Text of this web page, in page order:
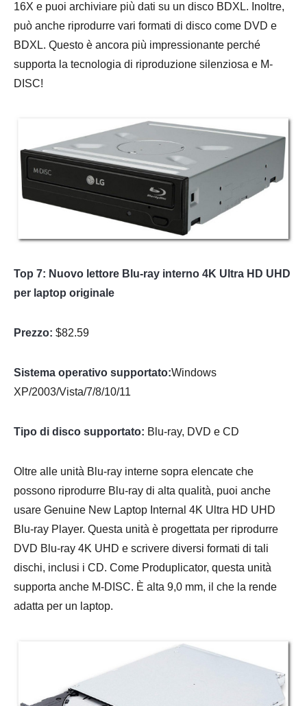
16X e puoi archiviare più dati su un disco BDXL. Inoltre,
può anche riprodurre vari formati di disco come DVD e
BDXL. Questo è ancora più impressionante perché
supporta la tecnologia di riproduzione silenziosa e M-
DISC!
Top 7: Nuovo lettore Blu-ray interno 4K Ultra HD UHD
per laptop originale
Prezzo: $82.59
Sistema operativo supportato:Windows
XP/2003/Vista/7/8/10/11
Tipo di disco supportato: Blu-ray, DVD e CD
Oltre alle unità Blu-ray interne sopra elencate che
possono riprodurre Blu-ray di alta qualità, puoi anche
usare Genuine New Laptop Internal 4K Ultra HD UHD
Blu-ray Player. Questa unità è progettata per riprodurre
DVD Blu-ray 4K UHD e scrivere diversi formati di tali
dischi, inclusi i CD. Come Produplicator, questa unità
supporta anche M-DISC. È alta 9,0 mm, il che la rende
adatta per un laptop.